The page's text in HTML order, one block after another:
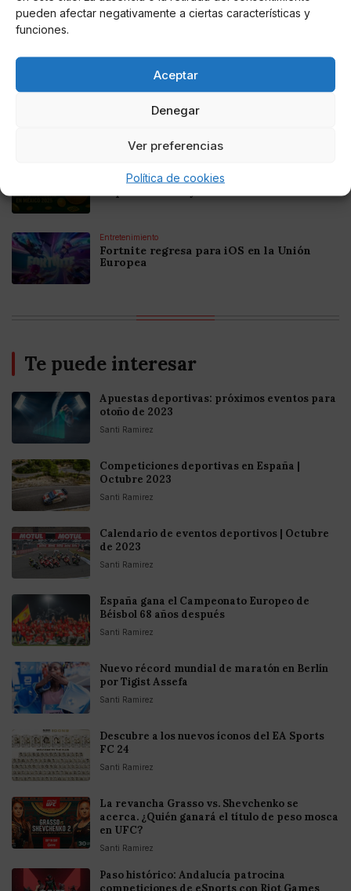
pueden afectar negativamente a ciertas características y
funciones.
Aceptar
Denegar
Ver preferencias
Política de cookies
Online Casino
Mejores Casinos Online con Bitcoin y
Criptomonedas en Argentina 2025
Mejores casinos online con
Entretenimiento
Fortnite regresa para iOS en la Unión
Europea
Te puede interesar
Apuestas deportivas: próximos eventos para
otoño de 2023
Santi Ramirez
Competiciones deportivas en España |
Octubre 2023
Santi Ramirez
Calendario de eventos deportivos | Octubre
de 2023
Santi Ramirez
España gana el Campeonato Europeo de
Béisbol 68 años después
Santi Ramirez
Nuevo récord mundial de maratón en Berlín
por Tigist Assefa
Santi Ramirez
Descubre a los nuevos íconos del EA Sports
FC 24
Santi Ramirez
La revancha Grasso vs. Shevchenko se
acerca. ¿Quién ganará el título de peso mosca
en UFC?
Santi Ramirez
Paso histórico: Andalucía patrocina
competiciones de eSports con Riot Games